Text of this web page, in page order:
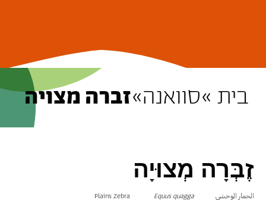
בית » סוואנה»זברה מצויה
זֶבְּרָה מְצוּיָה
الحمار الوحشي Equus quagga
Plains Zebra